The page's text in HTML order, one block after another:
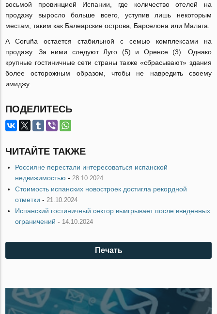
восьмой провинцией Испании, где количество отелей на
продажу выросло больше всего, уступив лишь некоторым
местам, таким как Балеарские острова, Барселона или Малага.
A Coruña остается стабильной с семью комплексами на
продажу. За ними следуют Луго (5) и Оренсе (3). Однако
крупные гостиничные сети страны также «сбрасывают» здания
более осторожным образом, чтобы не навредить своему
имиджу.
ПОДЕЛИТЕСЬ
ЧИТАЙТЕ ТАКЖЕ
Россияне перестали интересоваться испанской
недвижимостью - 28.10.2024
Стоимость испанских новостроек достигла рекордной
отметки - 21.10.2024
Испанский гостиничный сектор выигрывает после введенных
ограничений - 14.10.2024
Печать